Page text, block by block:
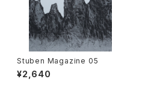
Stuben Magazine 05
¥2,640